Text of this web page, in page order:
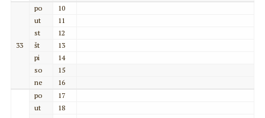
33
po
10
ut
11
st
12
št
13
pi
14
so
15
ne
16
po
17
ut
18